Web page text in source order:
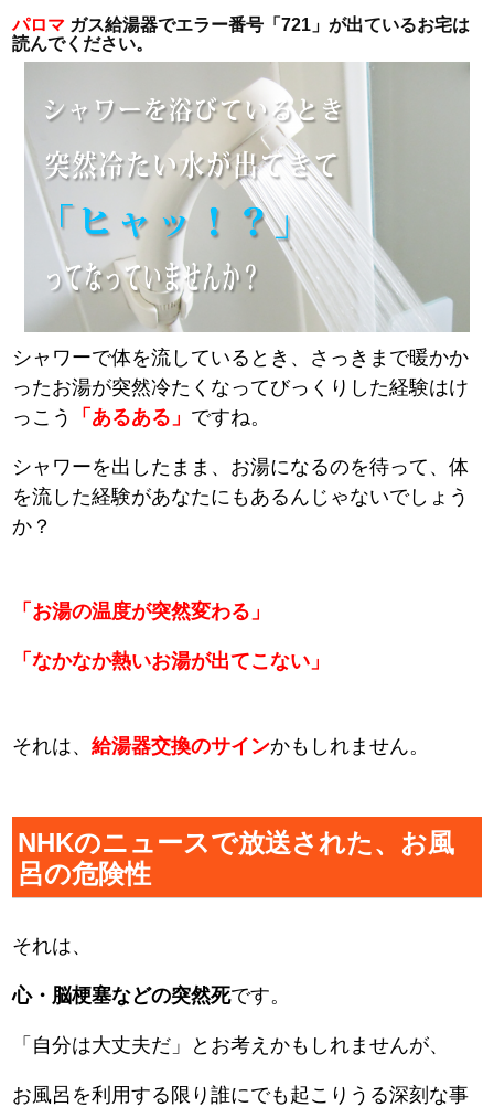
パロマ ガス給湯器でエラー番号「721」が出ているお宅は
読んでください。
シャワーで体を流しているとき、さっきまで暖かか
ったお湯が突然冷たくなってびっくりした経験はけ
っこう
「あるある」 ですね。
シャワーを出したまま、お湯になるのを待って、体
を流した経験があなたにもあるんじゃないでしょう
か？
「お湯の温度が突然変わる」
「なかなか熱いお湯が出てこない」
それは、給湯器交換のサインかもしれません。
NHKのニュースで放送された、お風
呂の危険性
それは、
心・脳梗塞などの突然死です。
「自分は大丈夫だ」とお考えかもしれませんが、
お風呂を利用する限り誰にでも起こりうる深刻な事